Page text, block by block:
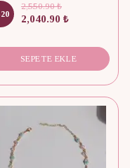
20
2,550.90 ₺
2,040.90 ₺
SEPETE EKLE